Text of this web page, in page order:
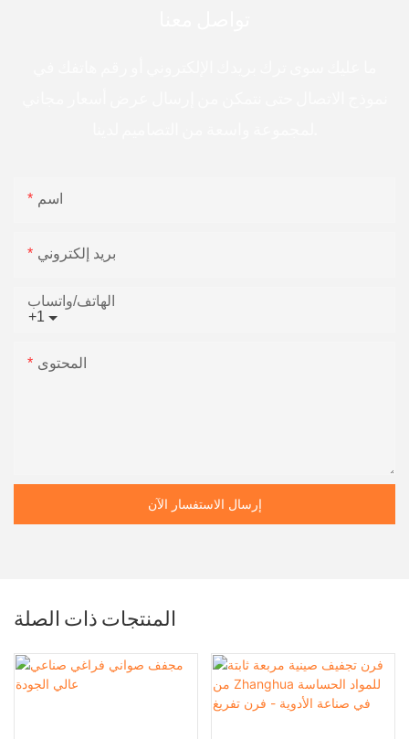
اسم
بريد إلكتروني
+1
الهاتف/واتساب
المحتوى
إرسال الاستفسار الآن
المنتجات ذات الصلة